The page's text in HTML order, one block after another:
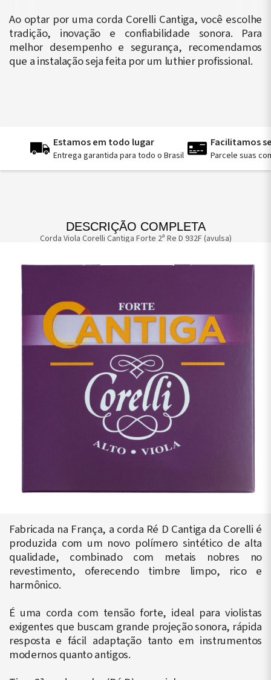
Ao optar por uma corda Corelli Cantiga, você escolhe
tradição, inovação e confiabilidade sonora. Para
melhor desempenho e segurança, recomendamos
que a instalação seja feita por um luthier profissional.
Estamos em todo lugar
Entrega garantida para todo o Brasil
Facilitamos
Parcele suas
DESCRIÇÃO COMPLETA
Corda Viola Corelli Cantiga Forte 2ª Re D 932F (avulsa)
Fabricada na França, a corda Ré D Cantiga da Corelli é
produzida com um novo polímero sintético de alta
qualidade, combinado com metais nobres no
revestimento, oferecendo timbre limpo, rico e
harmônico.
É uma corda com tensão forte, ideal para violistas
exigentes que buscam grande projeção sonora, rápida
resposta e fácil adaptação tanto em instrumentos
modernos quanto antigos.